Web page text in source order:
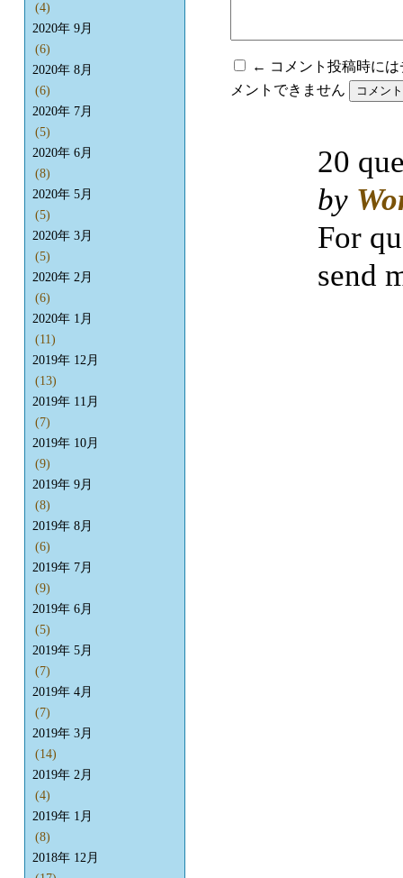
← コメント投稿時に
メントできません
(4)
2020年 9月
(6)
2020年 8月
(6)
2020年 7月
(5)
2020年 6月
(8)
2020年 5月
(5)
2020年 3月
(5)
2020年 2月
(6)
2020年 1月
(11)
2019年 12月
(13)
2019年 11月
(7)
2019年 10月
(9)
2019年 9月
(8)
2019年 8月
(6)
2019年 7月
(9)
2019年 6月
(5)
2019年 5月
(7)
2019年 4月
(7)
2019年 3月
(14)
2019年 2月
(4)
2019年 1月
(8)
2018年 12月
20
by
For
send